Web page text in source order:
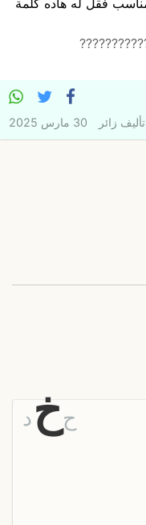
تأليف زائر 30 مارس 2025
حخ د